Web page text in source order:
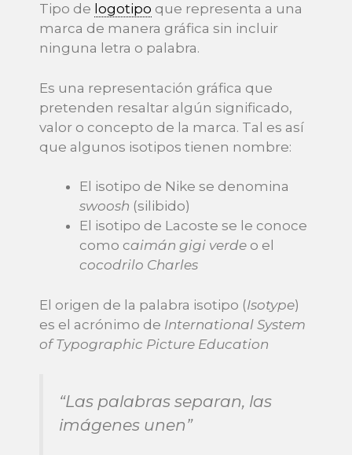
Tipo de logotipo que representa a una
marca de manera gráfica sin incluir
ninguna letra o palabra.
Es una representación gráfica que
pretenden resaltar algún significado,
valor o concepto de la marca. Tal es así
que algunos isotipos tienen nombre:
El isotipo de Nike se denomina
swoosh (silibido)
El isotipo de Lacoste se le conoce
como caimán gigi verde o el
cocodrilo Charles
El origen de la palabra isotipo (Isotype)
es el acrónimo de International System
of Typographic Picture Education
“Las palabras separan, las
imágenes unen”